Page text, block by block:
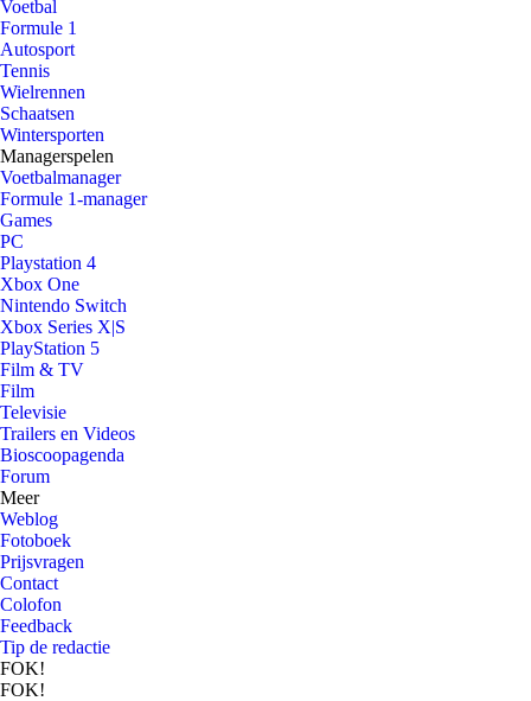
Voetbal
Formule 1
Autosport
Tennis
Wielrennen
Schaatsen
Wintersporten
Managerspelen
Voetbalmanager
Formule 1-manager
Games
PC
Playstation 4
Xbox One
Nintendo Switch
Xbox Series X|S
PlayStation 5
Film & TV
Film
Televisie
Trailers en Videos
Bioscoopagenda
Forum
Meer
Weblog
Fotoboek
Prijsvragen
Contact
Colofon
Feedback
Tip de redactie
FOK!
FOK!